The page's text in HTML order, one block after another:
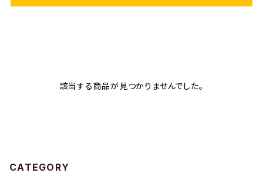
該当する商品が見つかりませんでした。
CATEGORY